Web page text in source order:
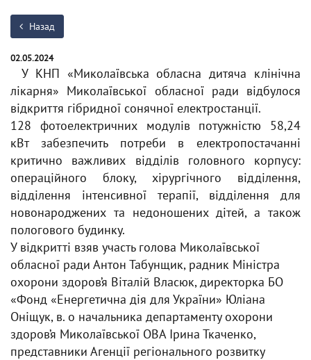
Назад
02.05.2024
У КНП «Миколаївська обласна дитяча клінічна
лікарня» Миколаївської обласної ради відбулося
відкриття гібридної сонячної електростанції.
128 фотоелектричних модулів потужністю 58,24
кВт забезпечить потреби в електропостачанні
критично важливих відділів головного корпусу:
операційного блоку, хірургічного відділення,
відділення інтенсивної терапії, відділення для
новонароджених та недоношених дітей, а також
пологового будинку.
У відкритті взяв участь голова Миколаївської
обласної ради Антон Табунщик, радник Міністра
охорони здоров’я Віталій Власюк, директорка БО
«Фонд «Енергетична дія для України» Юліана
Оніщук, в. о начальника департаменту охорони
здоров’я Миколаївської ОВА Ірина Ткаченко,
представники Агенції регіонального розвитку